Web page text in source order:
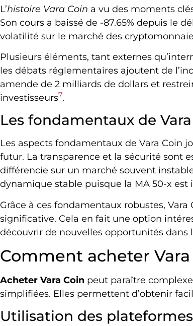
L’histoire Vara Coin a vu des moments
Son cours a baissé de -87.65% depuis le
volatilité sur le marché des
Plusieurs éléments, tant externes
les débats réglementaires ajoutent de
amende de 2 milliards de dollars et
investisseurs7.
Les fondamentaux de
Les aspects fondamentaux de Vara Coin
futur. La transparence et la sécurité sont
différencie sur un marché souvent
dynamique stable puisque la MA 50-x est
Grâce à ces fondamentaux robustes,
significative. Cela en fait une option
découvrir de nouvelles opportunités
Comment acheter
Acheter Vara Coin peut paraître
simplifiées. Elles permettent d’obtenir
Utilisation des plateformes